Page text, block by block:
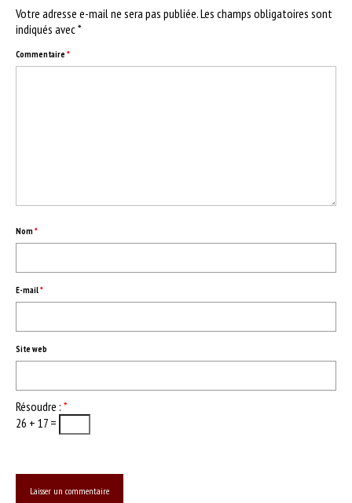
Idées recettes
Votre adresse e-mail ne sera pas publiée.Les champs obligatoires sont
indiqués avec*
Commentaire *
Nom *
E-mail*
Site web
Résoudre : *
26 + 17 =